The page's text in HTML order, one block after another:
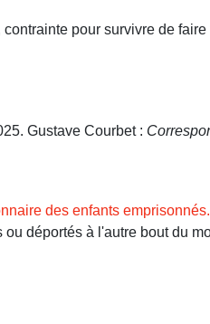
pour survivre de
Gustave Courbet :
des enfants emprisonnés.
déportés à l'autre bout du